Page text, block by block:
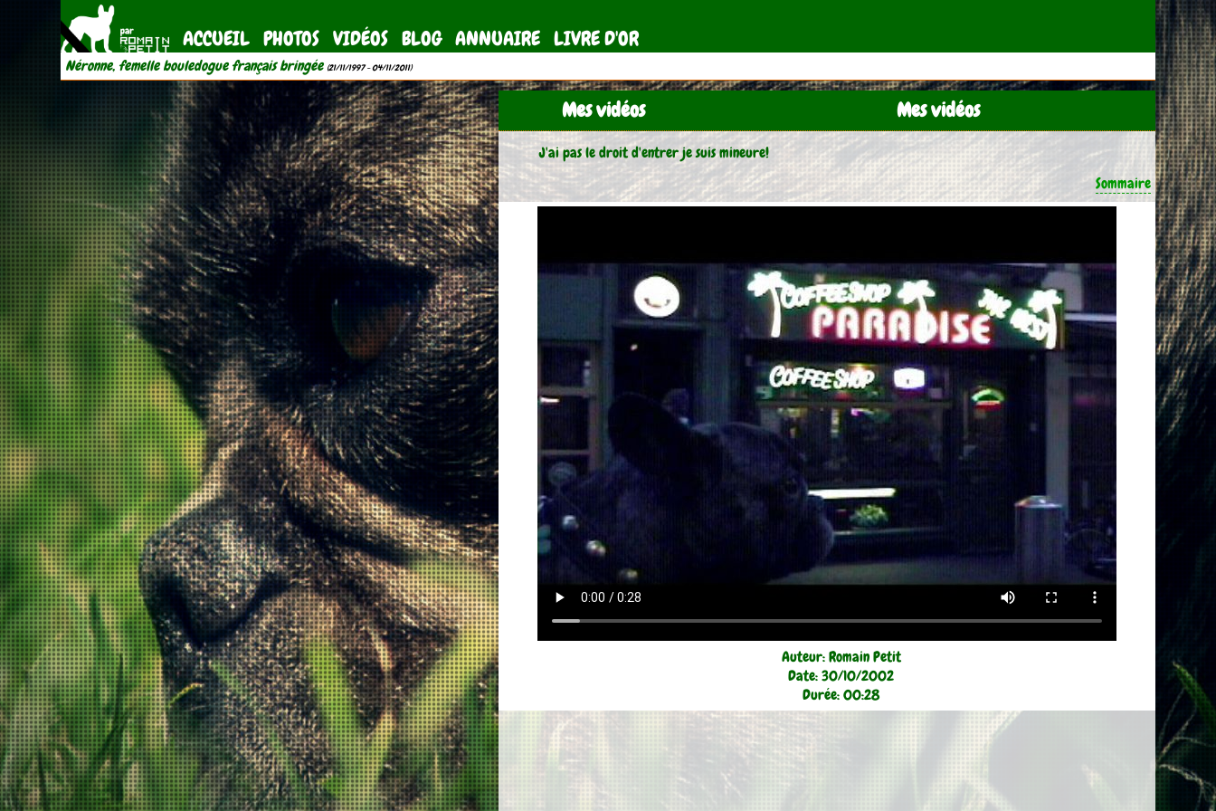
ACCUEIL PHOTOS VIDÉOS BLOG ANNUAIRE LIVRE D'OR
Néronne, femelle bouledogue français bringée (21/11/1997 - 04/11/2011)
Mes vidéos Mes vidéos
J'ai pas le droit d'entrer je suis mineure!
Sommaire
Auteur: Romain Petit
Date: 30/10/2002
Durée: 00:28